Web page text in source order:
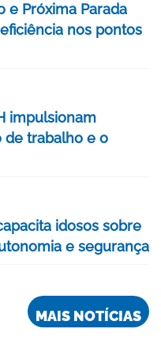
e Próxima Parada
nos pontos
impulsionam
de trabalho e o
idosos sobre
e segurança
MAIS NOTÍCIAS